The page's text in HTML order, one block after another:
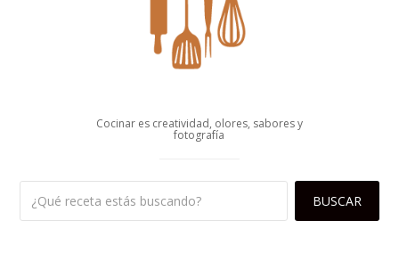
Cocinar es creatividad, olores, sabores y
fotografía